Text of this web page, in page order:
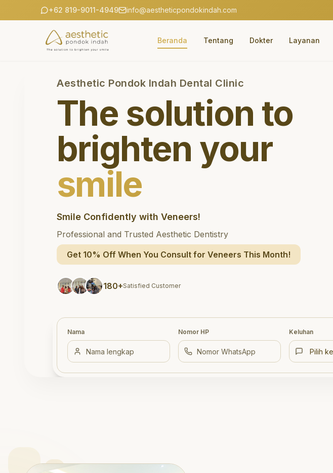
+62 819-9011-4949 info@aestheticpondokindah.com
Beranda Tentang Dokter Layanan
Aesthetic Pondok Indah Dental Clinic
The solution to
brighten your
smile
Smile Confidently with Veneers!
Professional and Trusted Aesthetic Dentistry
Get 10% Off When You Consult for Veneers This Month!
180+Satisfied Customer
Nama Nomor HP Keluhan